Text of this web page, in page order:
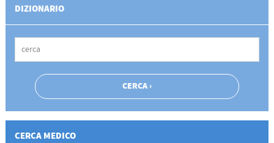
DIZIONARIO
CERCA MEDICO